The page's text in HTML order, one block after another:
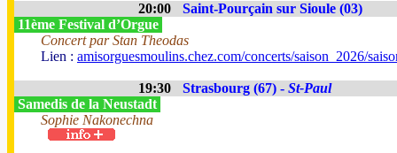
20:00
Saint-Pourçain sur Sioule (03)
11ème Festival d’Orgue
Concert par Stan Theodas
Lien : amisorguesmoulins.chez.com/concerts/saison_2026/
19:30 Strasbourg (67) - St-Paul
Samedis de la Neustadt
Sophie Nakonechna